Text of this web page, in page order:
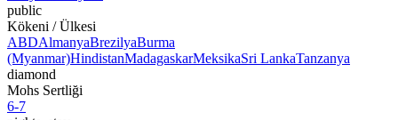
public
Kökeni / Ülkesi
ABDAlmanyaBrezilyaBurma
(Myanmar)HindistanMadagaskarMeksikaSri LankaTanzanya
diamond
Mohs Sertliği
6-7